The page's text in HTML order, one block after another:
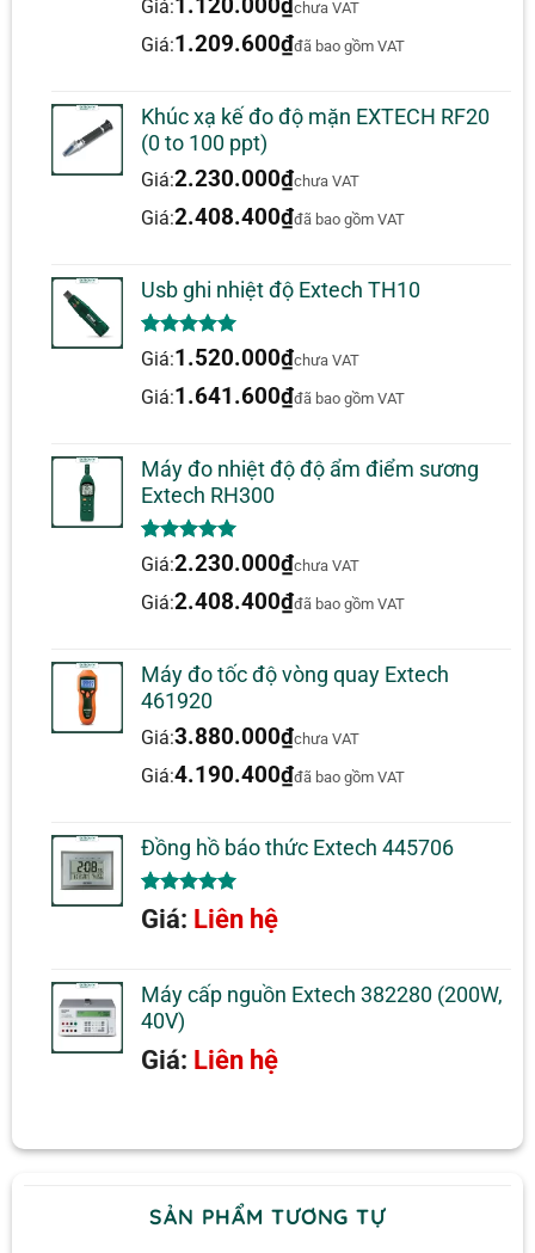
bảo vệ trên đồng hồ. Chỉ báo pin
tính năng tiêu chuẩn.
dựa trên
đánh giá
Giá:1.120.000₫chưa VAT
Giá:1.209.600₫đã bao gồm VAT
Khúc xạ kế đo độ mặn EXTECH RF20
(0 to 100 ppt)
Giá:2.230.000₫chưa VAT
Giá:2.408.400₫đã bao gồm VAT
Usb ghi nhiệt độ Extech TH10
5.00trên 5
dựa trên
1
đánh giá
Giá:1.520.000₫chưa VAT
Giá:1.641.600₫đã bao gồm VAT
Máy đo nhiệt độ độ ẩm điểm sương
Extech RH300
5.00trên 5
dựa trên
1
đánh giá
Giá:2.230.000₫chưa VAT
Giá:2.408.400₫đã bao gồm VAT
Máy đo tốc độ vòng quay Extech
461920
Giá:3.880.000₫chưa VAT
Giá:4.190.400₫đã bao gồm VAT
Đồng hồ báo thức Extech 445706
5.00trên 5
dựa trên
1
Giá: Liên hệ
Máy cấp nguồn Extech 382280 (200W,
40V)
Giá: Liên hệ
SẢN PHẨM TƯƠNG TỰ